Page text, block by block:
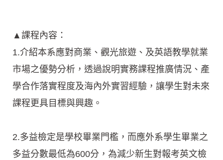
▲課程內容：
1.介紹本系應對商業、觀光旅遊、及英語教學就業
市場之優勢分析，透過說明實務課程推廣情況、產
學合作落實程度及海內外實習經驗，讓學生對未來
課程更具目標與興趣。
2.多益檢定是學校畢業門檻，而應外系學生畢業之
多益分數最低為600分，為減少新生對報考英文檢